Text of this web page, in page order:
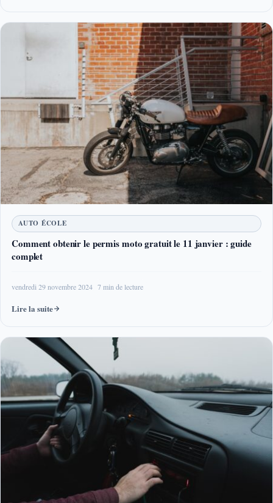
AUTO ÉCOLE
Comment obtenir le permis moto gratuit le 11 janvier : guide
complet
vendredi 29 novembre 2024 7 min de lecture
Lire la suite